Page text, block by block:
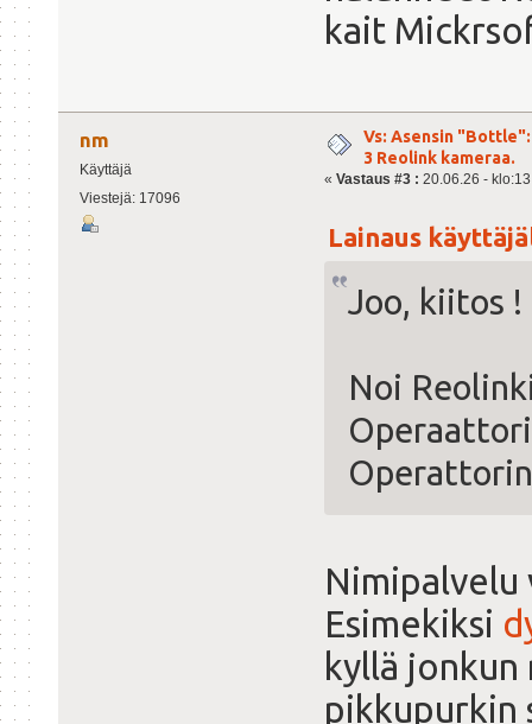
kait
nm
Käyttäjä
Viestejä: 17096
Vs: Asensin
3 Reolink kameraa.
« Vastaus #3 : 20.06.26 -
Lainaus
Joo, kiitos !
Noi
Nimipalvelu
Esimekiksi
kyllä jonkun
pikkupurkin